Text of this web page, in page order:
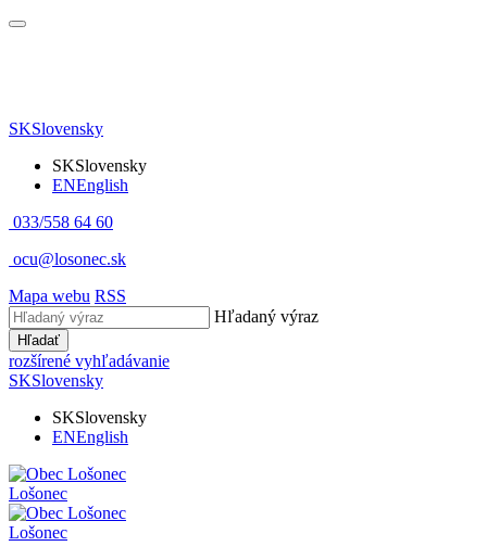
SKSlovensky
SKSlovensky
ENEnglish
033/558 64 60
ocu@losonec.sk
Mapa webu RSS
Hľadaný výraz
Hľadať
rozšírené vyhľadávanie
SKSlovensky
SKSlovensky
ENEnglish
Lošonec
Lošonec